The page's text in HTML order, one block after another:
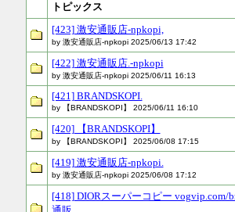
トピックス
[423] 激安通販店-npkopi,
by 激安通販店-npkopi 2025/06/13 17:42
[422] 激安通販店.-npkopi
by 激安通販店-npkopi 2025/06/11 16:13
[421] BRANDSKOPI.
by 【BRANDSKOPI】 2025/06/11 16:10
[420] 【BRANDSKOPI】
by 【BRANDSKOPI】 2025/06/08 17:15
[419] 激安通販店-npkopi.
by 激安通販店-npkopi 2025/06/08 17:12
[418] DIORスーパーコピー vogvip.com/